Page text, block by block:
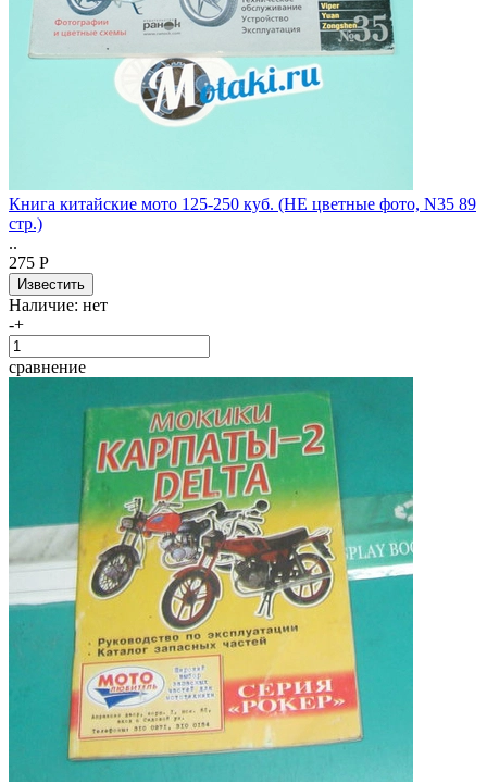
Книга китайские мото 125-250 куб. (НЕ цветные фото, N35 89
стр.)
..
275 Р
Наличие: нет
-+
сравнение